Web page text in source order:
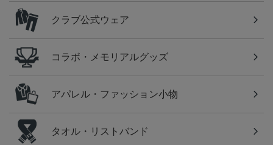
クラブ公式ウェア
コラボ・メモリアルグッズ
アパレル・ファッション小物
タオル・リストバンド